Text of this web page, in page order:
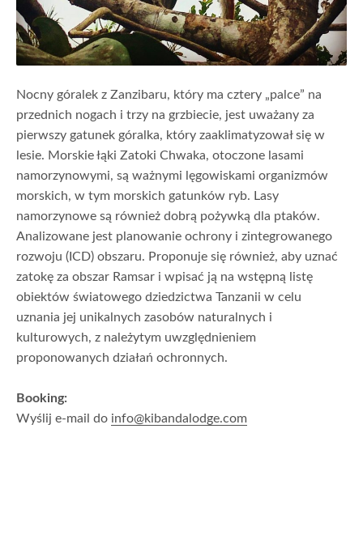
Nocny góralek z Zanzibaru, który ma cztery „palce” na
przednich nogach i trzy na grzbiecie, jest uważany za
pierwszy gatunek góralka, który zaaklimatyzował się w
lesie. Morskie łąki Zatoki Chwaka, otoczone lasami
namorzynowymi, są ważnymi lęgowiskami organizmów
morskich, w tym morskich gatunków ryb. Lasy
namorzynowe są również dobrą pożywką dla ptaków.
Analizowane jest planowanie ochrony i zintegrowanego
rozwoju (ICD) obszaru. Proponuje się również, aby uznać
zatokę za obszar Ramsar i wpisać ją na wstępną listę
obiektów światowego dziedzictwa Tanzanii w celu
uznania jej unikalnych zasobów naturalnych i
kulturowych, z należytym uwzględnieniem
proponowanych działań ochronnych.
Booking:
Wyślij e-mail do info@kibandalodge.com